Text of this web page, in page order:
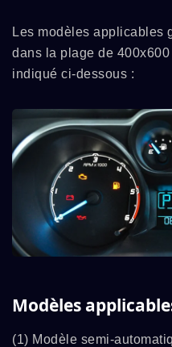
Les modèles applicables
dans la plage de
indiqué ci-dessous :
Modèles
(1) Modèle semi-